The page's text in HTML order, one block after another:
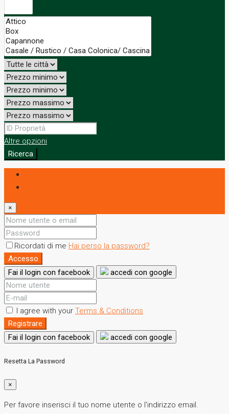
Altre opzioni
Ricerca
×
Ricordati di me Hai perso la password?
Accesso
Fai il login con facebook
accedi con google
I agree with your Terms & Conditions
Registrare
Fai il login con facebook
accedi con google
Resetta La Password
×
Per favore inserisci il tuo nome utente o l'indirizzo email.